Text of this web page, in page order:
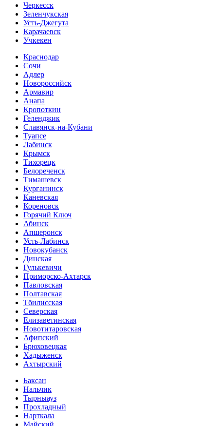
Черкесск
Зеленчукская
Усть-Джегута
Карачаевск
Учкекен
Краснодар
Сочи
Адлер
Новороссийск
Армавир
Анапа
Кропоткин
Геленджик
Славянск-на-Кубани
Туапсе
Лабинск
Крымск
Тихорецк
Белореченск
Тимашевск
Курганинск
Каневская
Кореновск
Горячий Ключ
Абинск
Апшеронск
Усть-Лабинск
Новокубанск
Динская
Гулькевичи
Приморско-Ахтарск
Павловская
Полтавская
Тбилисская
Северская
Елизаветинская
Новотитаровская
Афипский
Брюховецкая
Хадыженск
Ахтырский
Баксан
Нальчик
Тырныауз
Прохладный
Нарткала
Майский